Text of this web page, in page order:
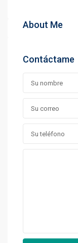
About Me
Contáctame